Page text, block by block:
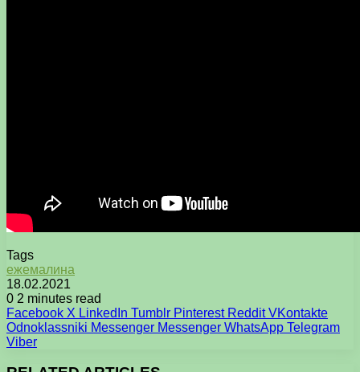
Tags
ежемалина
18.02.2021
0 2 minutes read
Facebook X LinkedIn Tumblr Pinterest Reddit VKontakte
Odnoklassniki Messenger Messenger WhatsApp Telegram
Viber